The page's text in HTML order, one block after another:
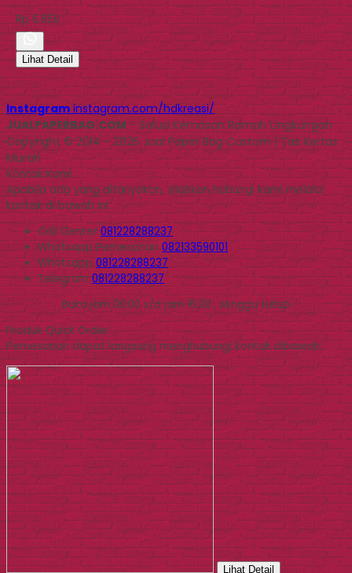
Rp 6.850
Lihat Detail
Instagram instagram.com/hdkreasi/
JUALPAPERBAG.COM- Solusi Kemasan Ramah Lingkungan
Copyright © 2014 - 2026 Jual Paper Bag Custom | Tas Kertas
Murah
Kontak Kami
Apabila ada yang ditanyakan, silahkan hubungi kami melalui
kontak di bawah ini.
Call Center081228288237
WhatsappPemesanan 082133590101
Whatsapp081228288237
Telegram081228288237
Buka jam 09.00 s/d jam 16.00 , Minggu tutup
Produk Quick Order
Pemesanan dapat langsung menghubungi kontak dibawah:
Lihat Detail